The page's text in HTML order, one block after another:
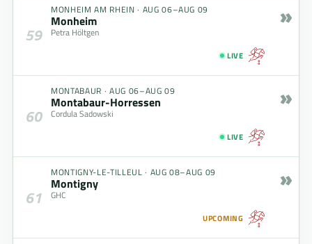
59
MONHEIM AM RHEIN · AUG 06–AUG 09
Monheim
Petra Höltgen
LIVE
»
60
MONTABAUR · AUG 06–AUG 09
Montabaur-Horressen
Cordula Sadowski
LIVE
»
61
MONTIGNY-LE-TILLEUL · AUG 08–AUG 09
Montigny
GHC
UPCOMING
»